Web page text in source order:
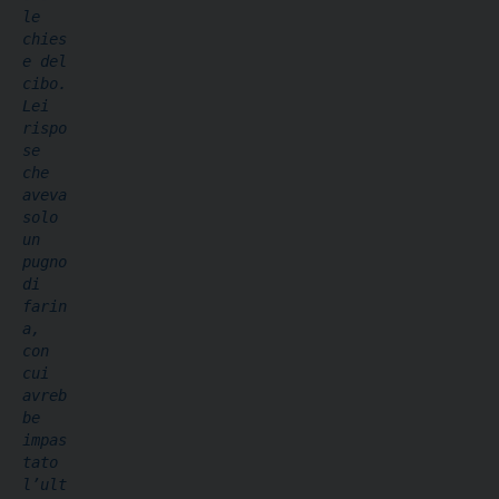
le
chies
e del
cibo.
Lei
rispo
se
che
aveva
solo
un
pugno
di
farin
a,
con
cui
avreb
be
impas
tato
l’ult